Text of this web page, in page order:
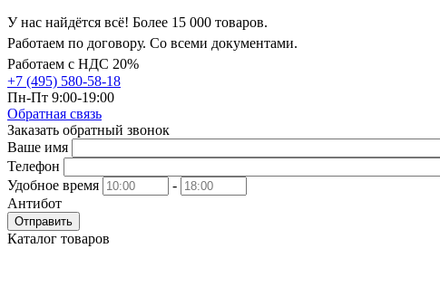
У нас найдётся всё! Более 15 000 товаров.
Работаем по договору. Со всеми документами.
Работаем с НДС 20%
+7 (495) 580-58-18
Пн-Пт 9:00-19:00
Обратная связь
Заказать обратный звонок
Ваше имя
Телефон
Удобное время
-
Антибот
Отправить
Каталог товаров